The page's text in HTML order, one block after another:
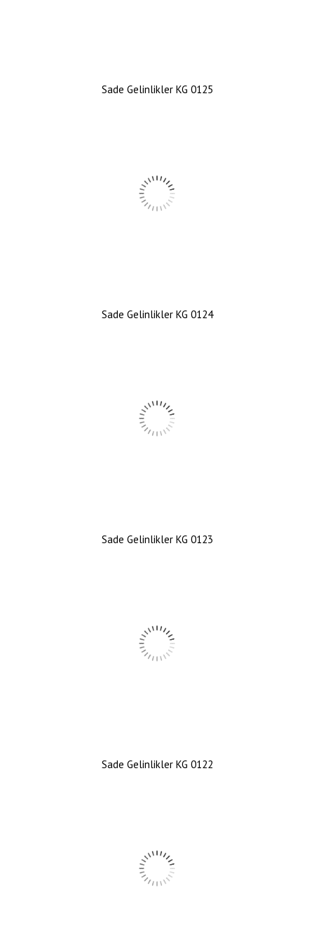
Sade Gelinlikler KG 0125
Sade Gelinlikler KG 0124
Sade Gelinlikler KG 0123
Sade Gelinlikler KG 0122